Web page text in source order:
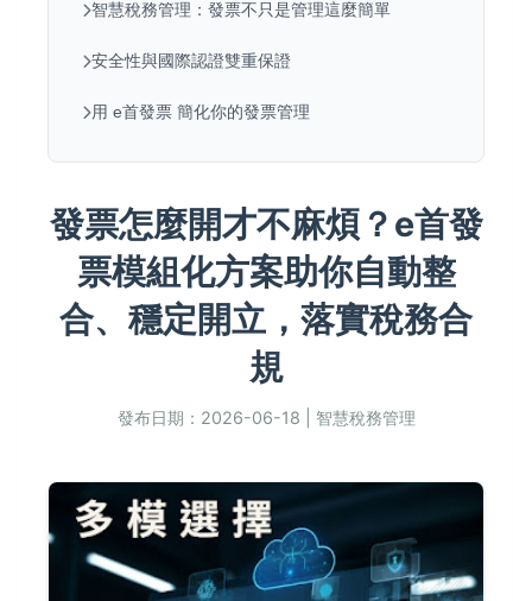
智慧稅務管理：發票不只是管理這麼簡單
安全性與國際認證雙重保證
用 e首發票 簡化你的發票管理
發票怎麼開才不麻煩？e首發
票模組化方案助你自動整
合、穩定開立，落實稅務合
規
發布日期：2026-06-18 | 智慧稅務管理